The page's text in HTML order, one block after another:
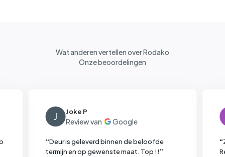
Wat anderen vertellen over Rodako
Onze beoordelingen
Joke P
J
“Deur is geleverd binnen de beloofde
termijn en op gewenste maat. Top !!”
“